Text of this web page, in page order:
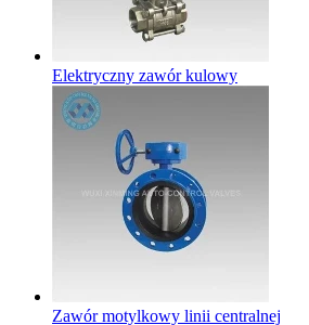
Elektryczny zawór kulowy
Zawór motylkowy linii centralnej